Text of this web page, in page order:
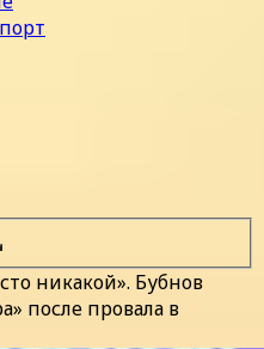
никакой». Бубнов
после провала в